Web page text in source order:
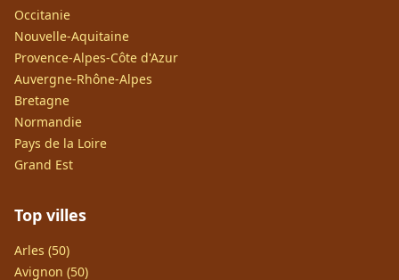
Occitanie
Nouvelle-Aquitaine
Provence-Alpes-Côte d'Azur
Auvergne-Rhône-Alpes
Bretagne
Normandie
Pays de la Loire
Grand Est
Top villes
Arles (50)
Avignon (50)